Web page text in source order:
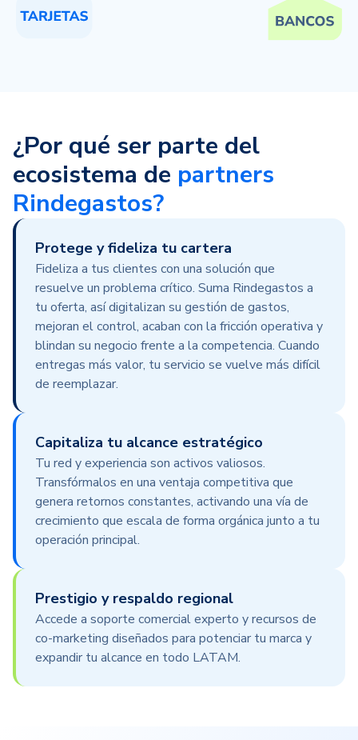
¿Por qué ser parte del
ecosistema de partners
Rindegastos?
Protege y fideliza tu cartera
Fideliza a tus clientes con una solución que
resuelve un problema crítico. Suma Rindegastos a
tu oferta, así digitalizan su gestión de gastos,
mejoran el control, acaban con la fricción operativa y
blindan su negocio frente a la competencia. Cuando
entregas más valor, tu servicio se vuelve más difícil
de reemplazar.
Capitaliza tu alcance estratégico
Tu red y experiencia son activos valiosos.
Transfórmalos en una ventaja competitiva que
genera retornos constantes, activando una vía de
crecimiento que escala de forma orgánica junto a tu
operación principal.
Prestigio y respaldo regional
Accede a soporte comercial experto y recursos de
co-marketing diseñados para potenciar tu marca y
expandir tu alcance en todo LATAM.